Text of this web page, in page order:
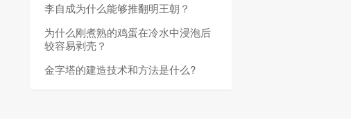
李自成为什么能够推翻明王朝？
为什么刚煮熟的鸡蛋在冷水中浸泡后
较容易剥壳？
金字塔的建造技术和方法是什么?